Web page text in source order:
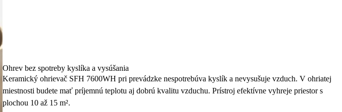
Ohrev bez spotreby kyslíka a vysúšania
Keramický ohrievač SFH 7600WH pri prevádzke nespotrebúva kyslík a nevysušuje vzduch. V ohriatej
miestnosti budete mať príjemnú teplotu aj dobrú kvalitu vzduchu. Prístroj efektívne vyhreje priestor s
plochou 10 až 15 m².